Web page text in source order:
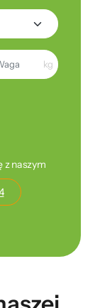
kg
z naszym